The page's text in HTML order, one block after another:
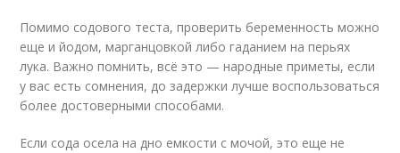
Помимо содового теста, проверить беременность можно
еще и йодом, марганцовкой либо гаданием на перьях
лука. Важно помнить, всё это — народные приметы, если
у вас есть сомнения, до задержки лучше воспользоваться
более достоверными способами.
Если сода осела на дно емкости с мочой, это еще не